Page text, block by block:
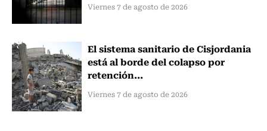
Viernes 7 de agosto de 2026
El sistema sanitario de Cisjordania
está al borde del colapso por
retención...
Viernes 7 de agosto de 2026